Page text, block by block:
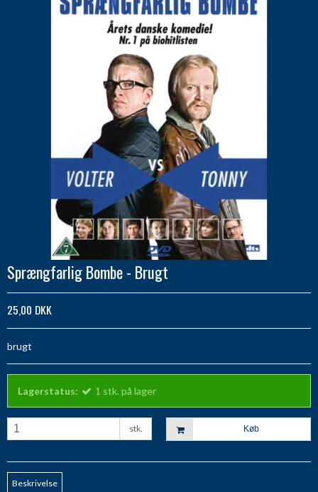
Sprængfarlig Bombe - Brugt
25,00 DKK
brugt
Lagerstatus: 1 stk. på lager
stk. Køb
Beskrivelse